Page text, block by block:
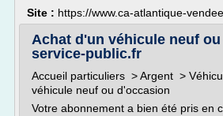
Site : https://www.ca-atlantique-
Achat d'un véhicule neuf ou
service-public.fr
Accueil particuliers > Argent >
véhicule neuf ou d'occasion
Votre abonnement a bien été pris en